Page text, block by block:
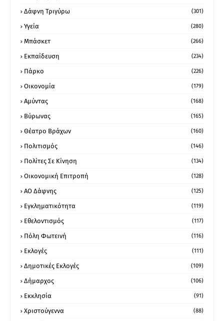
Δάφνη Τριγύρω (301)
Υγεία (280)
Μπάσκετ (266)
Εκπαίδευση (234)
Πάρκο (226)
Οικονομία (179)
Αμύντας (168)
Βύρωνας (165)
Θέατρο Βράχων (160)
Πολιτισμός (146)
Πολίτες Σε Κίνηση (134)
Οικονομική Επιτροπή (128)
ΑΟ Δάφνης (125)
Εγκληματικότητα (119)
Εθελοντισμός (117)
Πόλη Φωτεινή (116)
Εκλογές (111)
Δημοτικές Εκλογές (109)
Δήμαρχος (106)
Εκκλησία (91)
Χριστούγεννα (88)